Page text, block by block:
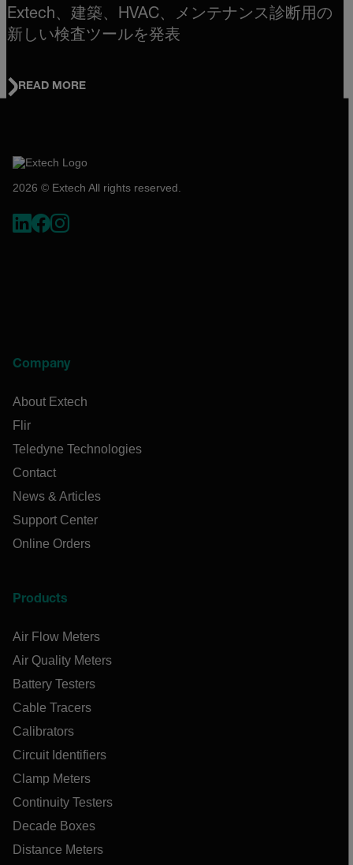
Extech、建築、HVAC、メンテナンス診断用の
新しい検査ツールを発表
READ MORE
2026 © Extech All rights reserved.
Company
About Extech
Flir
Teledyne Technologies
Contact
News & Articles
Support Center
Online Orders
Products
Air Flow Meters
Air Quality Meters
Battery Testers
Cable Tracers
Calibrators
Circuit Identifiers
Clamp Meters
Continuity Testers
Decade Boxes
Distance Meters